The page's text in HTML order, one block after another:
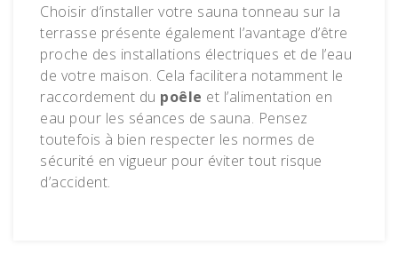
Choisir d’installer votre sauna tonneau sur la
terrasse présente également l’avantage d’être
proche des installations électriques et de l’eau
de votre maison. Cela facilitera notamment le
raccordement du poêle et l’alimentation en
eau pour les séances de sauna. Pensez
toutefois à bien respecter les normes de
sécurité en vigueur pour éviter tout risque
d’accident.